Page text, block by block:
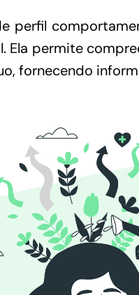
perfil
Ela permite
fornecendo